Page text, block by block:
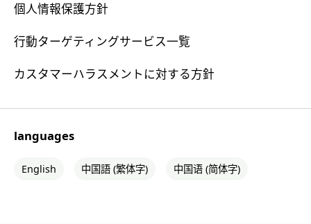
個人情報保護方針
行動ターゲティングサービス一覧
カスタマーハラスメントに対する方針
languages
English 中国語 (繁体字) 中国语 (简体字)